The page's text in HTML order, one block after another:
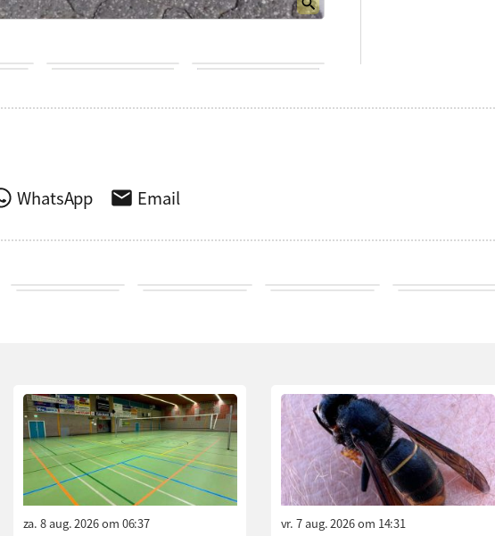
WhatsApp Email
za. 8 aug. 2026 om 06:37 vr. 7 aug. 2026 om 14:31